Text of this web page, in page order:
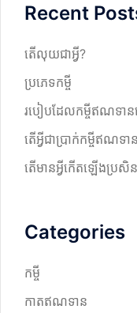
c
Recent
តើលុយជាអ្វី?
ប្រភេទកម្ចី
របៀបដែលកម្ចីឥណទានធ្
តើអ្វីជាប្រាក់កម្ចីឥណទា
តើមានអ្វីកើតឡើងប្រសិ
Categories
កម្ចី
កាតឥណទាន